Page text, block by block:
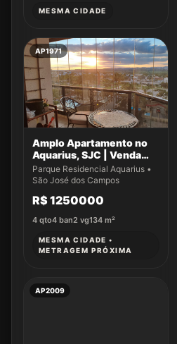
MESMA CIDADE
AP1971
Amplo Apartamento no
Aquarius, SJC | Venda
Exclusiva!
Parque Residencial Aquarius •
São José dos Campos
R$ 1250000
4 qto4 ban2 vg134 m²
MESMA CIDADE •
METRAGEM PRÓXIMA
AP2009